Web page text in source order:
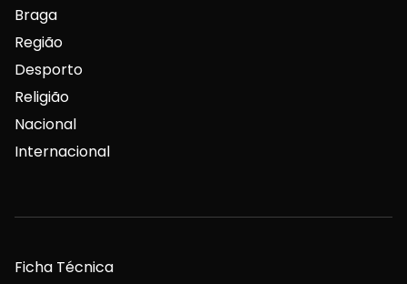
Braga
Região
Desporto
Religião
Nacional
Internacional
Ficha Técnica